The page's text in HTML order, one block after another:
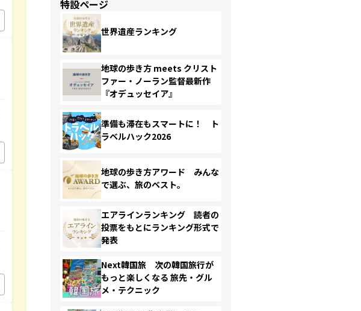
特設ページ
世界遺産ランキング
地球の歩き方 meets クリスト
ファー・ノーラン監督最新作
『オデュッセイア』
準備も滞在もスマートに！ ト
ラベルハック2026
地球の歩き方アワード みんな
で選ぶ、旅のベスト。
エアラインランキング 読者の
投票をもとにランキング形式で
発表
Next韓国旅 次の韓国旅行が
もっと楽しくなる 旅先・グル
メ・テクニック